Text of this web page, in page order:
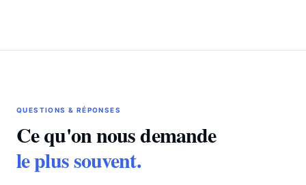
QUESTIONS & RÉPONSES
Ce qu'on nous demande
le plus souvent.